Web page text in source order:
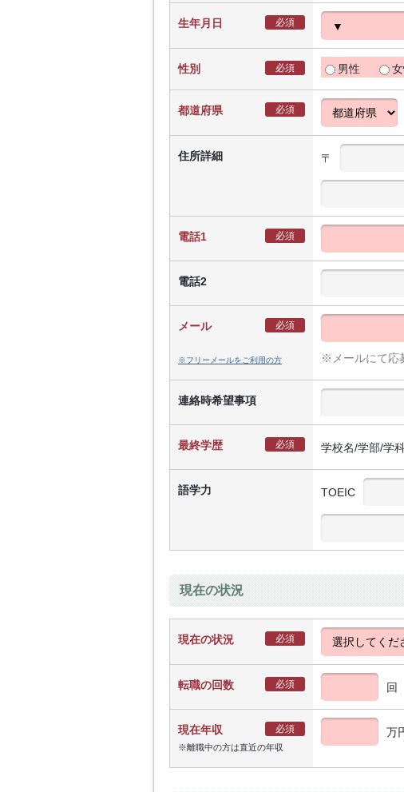
生年月日 必須
性別 必須 男性
都道府県 必須
住所詳細 〒
電話1 必須
電話2
メール 必須
※フリーメールをご利用の方 ※メールにて応
連絡時希望事項
最終学歴 必須 学校名/学部/学
語学力 TOEIC
現在の状況
現在の状況 必須
転職の回数 必須 回
現在年収 必須
※離職中の方は直近の年収
万